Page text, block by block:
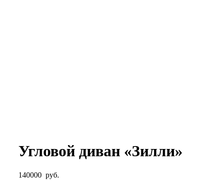
Угловой диван «Зилли»
140000 руб.